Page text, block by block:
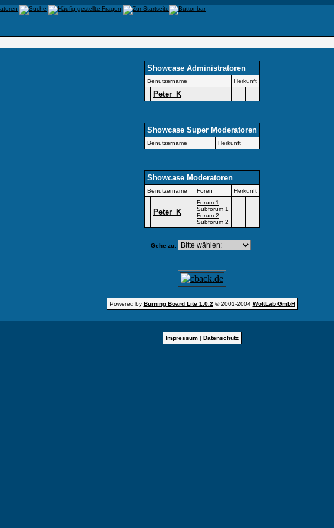
Showcase Administratoren
Benutzername Herkunft
Peter_K
Showcase Super Moderatoren
Benutzername Herkunft
Showcase Moderatoren
Benutzername Foren Herkunft
Peter_K
Forum 1
Subforum 1
Forum 2
Subforum 2
Gehe zu:
Powered by Burning Board Lite 1.0.2 © 2001-2004 WoltLab GmbH
Impressum | Datenschutz